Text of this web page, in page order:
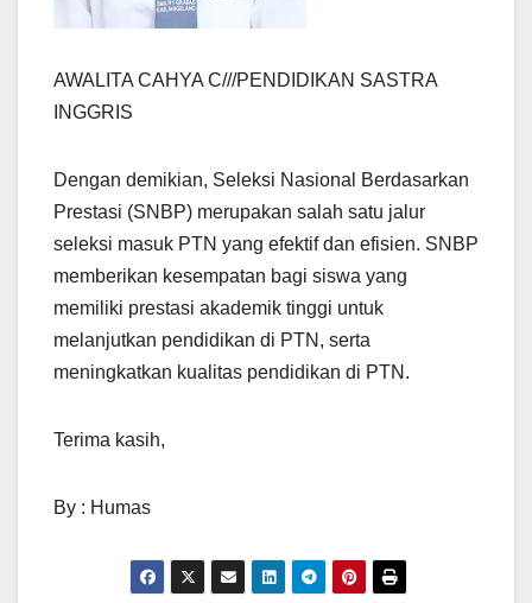
AWALITA CAHYA C///PENDIDIKAN SASTRA
INGGRIS
Dengan demikian, Seleksi Nasional Berdasarkan
Prestasi (SNBP) merupakan salah satu jalur
seleksi masuk PTN yang efektif dan efisien. SNBP
memberikan kesempatan bagi siswa yang
memiliki prestasi akademik tinggi untuk
melanjutkan pendidikan di PTN, serta
meningkatkan kualitas pendidikan di PTN.
Terima kasih,
By : Humas